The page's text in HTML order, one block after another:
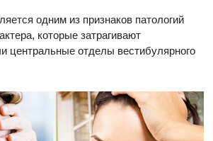
одним из признаков патологий
которые затрагивают
центральные отделы вестибулярного